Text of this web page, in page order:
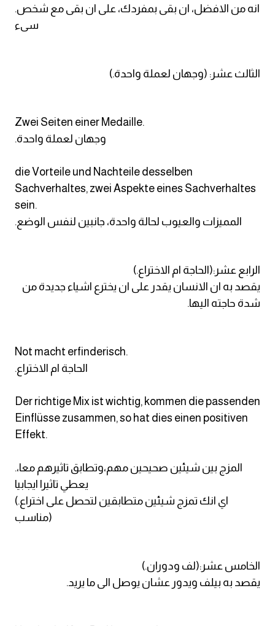
.انه من الافضل، ان بقى بمفردك، على ان بقى مع شخص
سىء
الثالث عشر: (وجهان لعملة واحدة.)
Zwei Seiten einer Medaille.
.وجهان لعملة واحدة
die Vorteile und Nachteile desselben
Sachverhaltes, zwei Aspekte eines Sachverhaltes
sein.
.المميزات والعيوب لحالة واحدة، جانبين لنفس الوضع
الرابع عشر:(الحاجة ام الاختراع.)
يقصد به ان الانسان يقدر على ان يخترع اشياء جديدة من
شدة حاجته اليها.
Not macht erfinderisch.
.الحاجة ام الاختراع
Der richtige Mix ist wichtig, kommen die passenden
Einflüsse zusammen, so hat dies einen positiven
Effekt.
.المزج بين شيئين صحيحين مهم،وتطابق تاثيرهم معا،
يعطي تاثيرا ايجابيا
(.اي انك تمزج شيئين متطابقين لتحصل على اختراع
مناسب)
الخامس عشر:(لف ودوران.)
يقصد به بيلف ويدور عشان يوصل الى ما يريد.